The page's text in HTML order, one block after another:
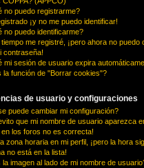
no puedo registrarme?
¡y no me puedo identificar!
no puedo identificarme?
me registré, ¡pero ahora no puedo
contraseña!
mi sesión de usuario expira
la función de "Borrar cookies"?
de usuario y configuraciones
puede cambiar mi configuración?
que mi nombre de usuario aparezca
en los foros no es correcta!
zona horaria en mi perfil, ¡pero la hora
no está en la lista!
la imagen al lado de mi nombre de